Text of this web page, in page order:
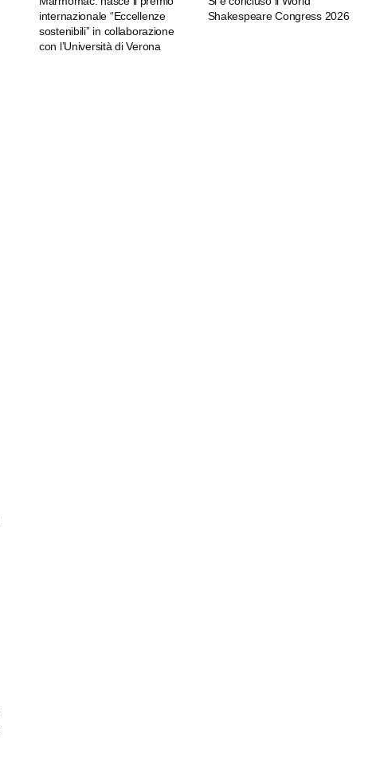
internazionale “Eccellenze
sostenibili” in collaborazione
con l’Università di Verona
Shakespeare Congress 2026